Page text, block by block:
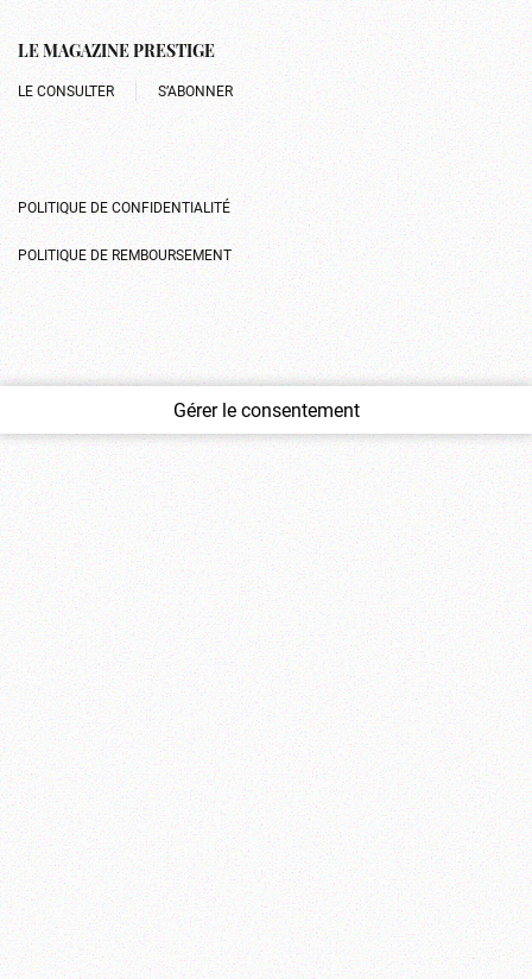
LE MAGAZINE PRESTIGE
LE CONSULTER S’ABONNER
POLITIQUE DE CONFIDENTIALITÉ
POLITIQUE DE REMBOURSEMENT
Gérer le consentement